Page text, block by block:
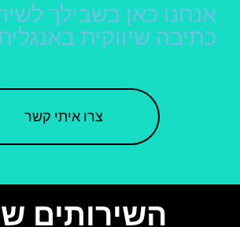
אנחנו כאן בשבילך
כתיבה שיווקית
צרו איתי קשר
השירותים